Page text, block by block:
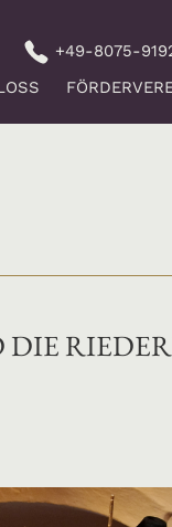
+49-8075-